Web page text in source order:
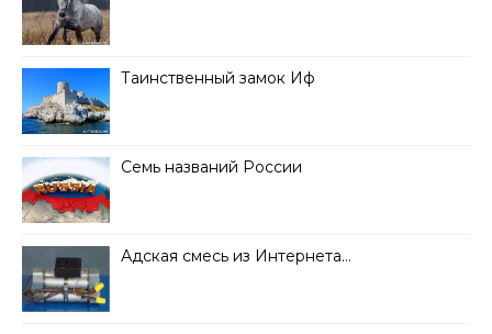
Таинственный замок Иф
Семь названий России
Адская смесь из Интернета…